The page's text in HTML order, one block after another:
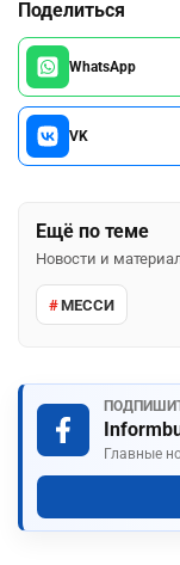
Поделиться
WhatsApp
VK
Ещё по теме
Новости и
МЕССИ
Главные